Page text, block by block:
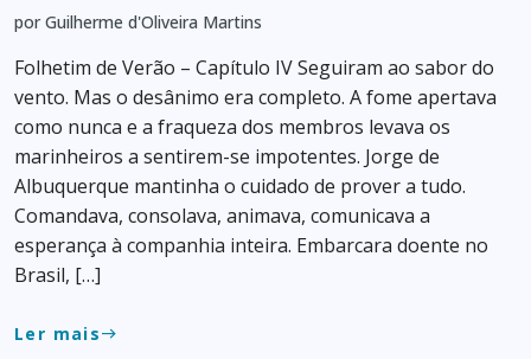
por Guilherme d'Oliveira Martins
Folhetim de Verão – Capítulo IV Seguiram ao sabor do
vento. Mas o desânimo era completo. A fome apertava
como nunca e a fraqueza dos membros levava os
marinheiros a sentirem-se impotentes. Jorge de
Albuquerque mantinha o cuidado de prover a tudo.
Comandava, consolava, animava, comunicava a
esperança à companhia inteira. Embarcara doente no
Brasil, […]
Ler maiseast